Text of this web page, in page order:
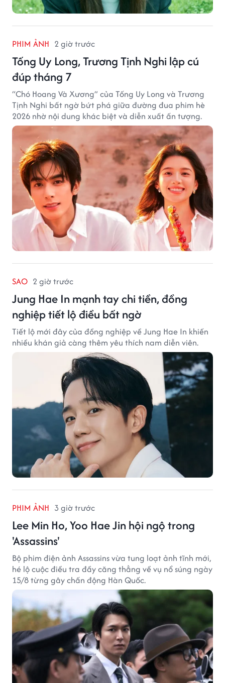
PHIM ẢNH 2 giờ trước
Tống Uy Long, Trương Tịnh Nghi lập cú
đúp tháng 7
“Chó Hoang Và Xương” của Tống Uy Long và Trương
Tịnh Nghi bất ngờ bứt phá giữa đường đua phim hè
2026 nhờ nội dung khác biệt và diễn xuất ấn tượng.
SAO 2 giờ trước
Jung Hae In mạnh tay chi tiền, đồng
nghiệp tiết lộ điều bất ngờ
Tiết lộ mới đây của đồng nghiệp về Jung Hae In khiến
nhiều khán giả càng thêm yêu thích nam diễn viên.
PHIM ẢNH 3 giờ trước
Lee Min Ho, Yoo Hae Jin hội ngộ trong
'Assassins'
Bộ phim điện ảnh Assassins vừa tung loạt ảnh tĩnh mới,
hé lộ cuộc điều tra đầy căng thẳng về vụ nổ súng ngày
15/8 từng gây chấn động Hàn Quốc.